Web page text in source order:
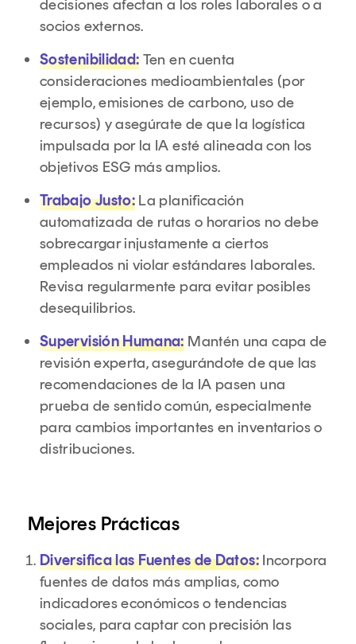
decisiones afectan a los roles laborales o a
socios externos.
Sostenibilidad: Ten en cuenta
consideraciones medioambientales (por
ejemplo, emisiones de carbono, uso de
recursos) y asegúrate de que la logística
impulsada por la IA esté alineada con los
objetivos ESG más amplios.
Trabajo Justo: La planificación
automatizada de rutas o horarios no debe
sobrecargar injustamente a ciertos
empleados ni violar estándares laborales.
Revisa regularmente para evitar posibles
desequilibrios.
Supervisión Humana:Mantén una capa de
revisión experta, asegurándote de que las
recomendaciones de la IA pasen una
prueba de sentido común, especialmente
para cambios importantes en inventarios o
distribuciones.
Mejores Prácticas
Diversifica las Fuentes de Datos:Incorpora
fuentes de datos más amplias, como
indicadores económicos o tendencias
sociales, para captar con precisión las